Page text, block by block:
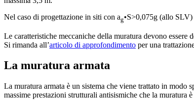
Nel caso di progettazione in siti con ag•S>0,075g (allo SLV)
Le caratteristiche meccaniche della muratura devono
Si rimanda all’articolo di approfondimento per una
La muratura armata
La muratura armata è un sistema che viene trattato in modo
massime prestazioni strutturali antisismiche che la muratura